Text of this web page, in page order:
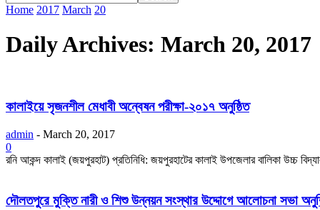
Home 2017 March 20
Daily Archives: March 20, 2017
কালাইয়ে সৃজনশীল মেধাবী অন্বেষন পরীক্ষা-২০১৭ অনুষ্ঠিত
admin - March 20, 2017
0
রনি আকন্দ কালাই (জয়পুরহাট) প্রতিনিধি: জয়পুরহাটের কালাই উপজেলার বালিকা উচ্চ
দৌলতপুরে মুক্তি নারী ও শিশু উন্নয়ন সংস্থার উদ্দোগে আলোচনা সভা